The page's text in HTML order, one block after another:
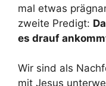
mal etwas
zweite Predigt:
es drauf
Wir sind als
mit Jesus